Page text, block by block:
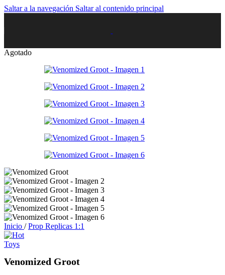
Saltar a la navegación Saltar al contenido principal
Agotado
Inicio / Prop Replicas 1:1
Venomized Groot